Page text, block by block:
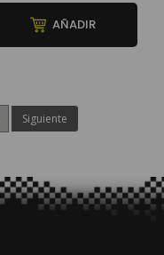
AÑADIR
Siguiente